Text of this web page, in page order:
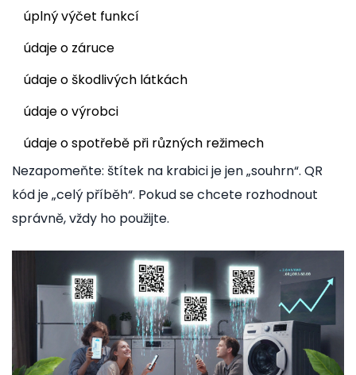
úplný výčet funkcí
údaje o záruce
údaje o škodlivých látkách
údaje o výrobci
údaje o spotřebě při různých režimech
Nezapomeňte: štítek na krabici je jen „souhrn“. QR
kód je „celý příběh“. Pokud se chcete rozhodnout
správně, vždy ho použijte.